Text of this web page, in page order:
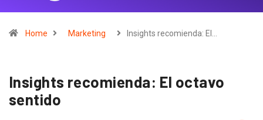
Home Marketing Insights recomienda: El…
Insights recomienda: El octavo
sentido